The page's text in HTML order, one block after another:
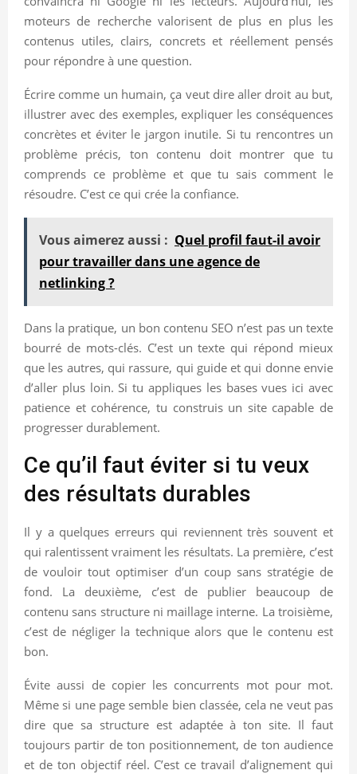
moteurs de recherche valorisent de plus en plus les
contenus utiles, clairs, concrets et réellement pensés
pour répondre à une question.
Écrire comme un humain, ça veut dire aller droit au but,
illustrer avec des exemples, expliquer les conséquences
concrètes et éviter le jargon inutile. Si tu rencontres un
problème précis, ton contenu doit montrer que tu
comprends ce problème et que tu sais comment le
résoudre. C’est ce qui crée la confiance.
Vous aimerez aussi : Quel profil faut-il avoir
pour travailler dans une agence de
netlinking ?
Dans la pratique, un bon contenu SEO n’est pas un texte
bourré de mots-clés. C’est un texte qui répond mieux
que les autres, qui rassure, qui guide et qui donne envie
d’aller plus loin. Si tu appliques les bases vues ici avec
patience et cohérence, tu construis un site capable de
progresser durablement.
Ce qu’il faut éviter si tu veux
des résultats durables
Il y a quelques erreurs qui reviennent très souvent et
qui ralentissent vraiment les résultats. La première, c’est
de vouloir tout optimiser d’un coup sans stratégie de
fond. La deuxième, c’est de publier beaucoup de
contenu sans structure ni maillage interne. La troisième,
c’est de négliger la technique alors que le contenu est
bon.
Évite aussi de copier les concurrents mot pour mot.
Même si une page semble bien classée, cela ne veut pas
dire que sa structure est adaptée à ton site. Il faut
toujours partir de ton positionnement, de ton audience
et de ton objectif réel. C’est ce travail d’alignement qui